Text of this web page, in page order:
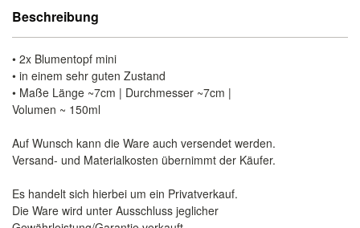
Beschreibung
• 2x Blumentopf mini
• in einem sehr guten Zustand
• Maße Länge ~7cm | Durchmesser ~7cm |
Volumen ~ 150ml
Auf Wunsch kann die Ware auch versendet werden.
Versand- und Materialkosten übernimmt der Käufer.
Es handelt sich hierbei um ein Privatverkauf.
Die Ware wird unter Ausschluss jeglicher